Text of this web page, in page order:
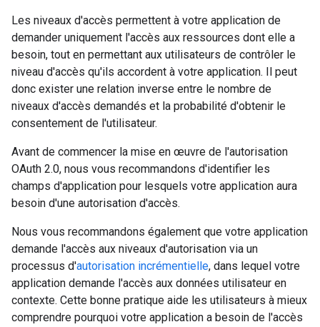
Les niveaux d'accès permettent à votre application de
demander uniquement l'accès aux ressources dont elle a
besoin, tout en permettant aux utilisateurs de contrôler le
niveau d'accès qu'ils accordent à votre application. Il peut
donc exister une relation inverse entre le nombre de
niveaux d'accès demandés et la probabilité d'obtenir le
consentement de l'utilisateur.
Avant de commencer la mise en œuvre de l'autorisation
OAuth 2.0, nous vous recommandons d'identifier les
champs d'application pour lesquels votre application aura
besoin d'une autorisation d'accès.
Nous vous recommandons également que votre application
demande l'accès aux niveaux d'autorisation via un
processus d'autorisation incrémentielle, dans lequel votre
application demande l'accès aux données utilisateur en
contexte. Cette bonne pratique aide les utilisateurs à mieux
comprendre pourquoi votre application a besoin de l'accès